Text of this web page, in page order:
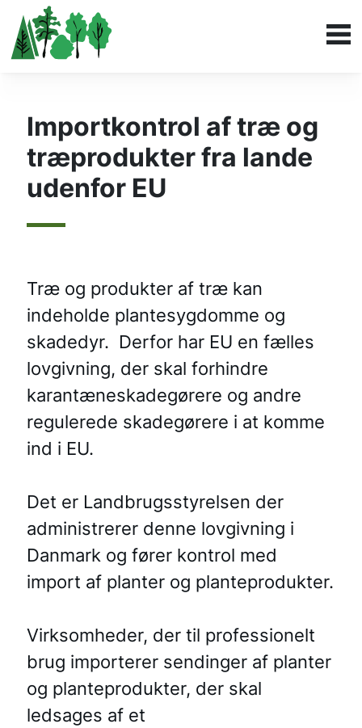
Importkontrol af træ og
træprodukter fra lande
udenfor EU
Træ og produkter af træ kan
indeholde plantesygdomme og
skadedyr. Derfor har EU en fælles
lovgivning, der skal forhindre
karantæneskadegørere og andre
regulerede skadegørere i at komme
ind i EU.
Det er Landbrugsstyrelsen der
administrerer denne lovgivning i
Danmark og fører kontrol med
import af planter og planteprodukter.
Virksomheder, der til professionelt
brug importerer sendinger af planter
og planteprodukter, der skal
ledsages af et